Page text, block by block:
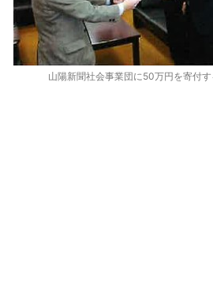
山陽新聞社会事業団に50万円を寄付す